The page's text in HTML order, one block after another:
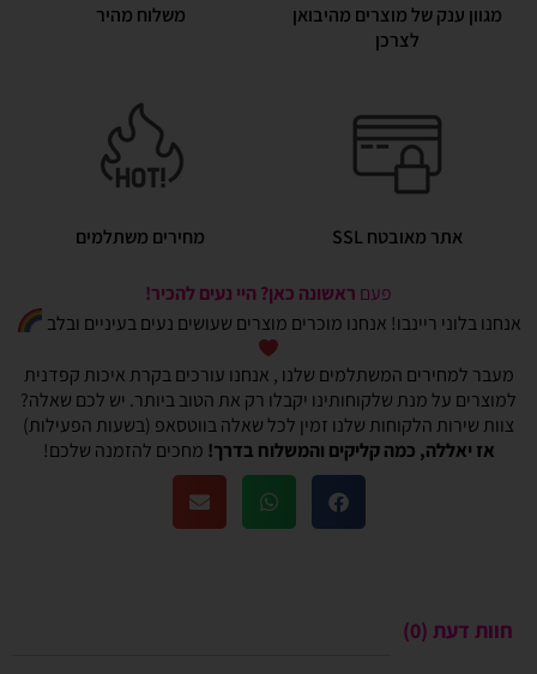
מגוון ענק של מוצרים מהיבואן
לצרכן
משלוח מהיר
אתר מאובטח SSL מחירים משתלמים
פעם ראשונה כאן? היי נעים להכיר!
אנחנו בלוני ריינבו! אנחנו מוכרים מוצרים שעושים נעים בעיניים ובלב
מעבר למחירים המשתלמים שלנו , אנחנו עורכים בקרת איכות קפדנית
למוצרים על מנת שלקוחותינו יקבלו רק את הטוב ביותר. יש לכם שאלה?
צוות שירות הלקוחות שלנו זמין לכל שאלה בווטסאפ (בשעות הפעילות)
אז יאללה, כמה קליקים והמשלוח בדרך! מחכים להזמנה שלכם!
חוות דעת (0)